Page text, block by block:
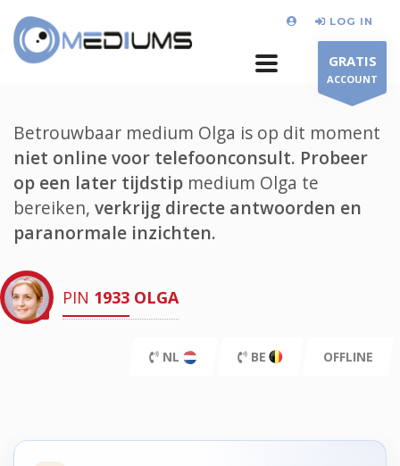
LOG IN
GRATIS
ACCOUNT
Betrouwbaar medium Olga is op dit moment
niet online voor telefoonconsult. Probeer
op een later tijdstip medium Olga te
bereiken, verkrijg directe antwoorden en
paranormale inzichten.
PIN 1933 OLGA
NL BE OFFLINE